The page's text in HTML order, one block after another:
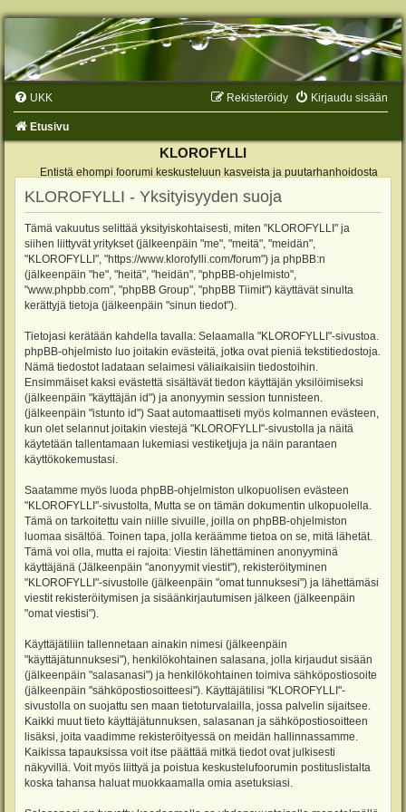
UKK Kirjaudu sisään
Rekisteröidy
Etusivu
KLOROFYLLI
Entistä ehompi foorumi keskusteluun kasveista ja puutarhanhoidosta
KLOROFYLLI - Yksityisyyden suoja
Tämä vakuutus selittää yksityiskohtaisesti, miten "KLOROFYLLI" ja
siihen liittyvät yritykset (jälkeenpäin "me", "meitä", "meidän",
"KLOROFYLLI", "https://www.klorofylli.com/forum") ja phpBB:n
(jälkeenpäin "he", "heitä", "heidän", "phpBB-ohjelmisto",
"www.phpbb.com", "phpBB Group", "phpBB Tiimit") käyttävät sinulta
kerättyjä tietoja (jälkeenpäin "sinun tiedot").
Tietojasi kerätään kahdella tavalla: Selaamalla "KLOROFYLLI"-sivustoa.
phpBB-ohjelmisto luo joitakin evästeitä, jotka ovat pieniä tekstitiedostoja.
Nämä tiedostot ladataan selaimesi väliaikaisiin tiedostoihin.
Ensimmäiset kaksi evästettä sisältävät tiedon käyttäjän yksilöimiseksi
(jälkeenpäin "käyttäjän id") ja anonyymin session tunnisteen.
(jälkeenpäin "istunto id") Saat automaattiseti myös kolmannen evästeen,
kun olet selannut joitakin viestejä "KLOROFYLLI"-sivustolla ja näitä
käytetään tallentamaan lukemiasi vestiketjuja ja näin parantaen
käyttökokemustasi.
Saatamme myös luoda phpBB-ohjelmiston ulkopuolisen evästeen
"KLOROFYLLI"-sivustolta, Mutta se on tämän dokumentin ulkopuolella.
Tämä on tarkoitettu vain niille sivuille, joilla on phpBB-ohjelmiston
luomaa sisältöä. Toinen tapa, jolla keräämme tietoa on se, mitä lähetät.
Tämä voi olla, mutta ei rajoita: Viestin lähettäminen anonyyminä
käyttäjänä (Jälkeenpäin "anonyymit viestit"), rekisteröityminen
"KLOROFYLLI"-sivustolle (jälkeenpäin "omat tunnuksesi") ja lähettämäsi
viestit rekisteröitymisen ja sisäänkirjautumisen jälkeen (jälkeenpäin
"omat viestisi").
Käyttäjätiliin tallennetaan ainakin nimesi (jälkeenpäin
"käyttäjätunnuksesi"), henkilökohtainen salasana, jolla kirjaudut sisään
(jälkeenpäin "salasanasi") ja henkilökohtainen toimiva sähköpostiosoite
(jälkeenpäin "sähköpostiosoitteesi"). Käyttäjätilisi "KLOROFYLLI"-
sivustolla on suojattu sen maan tietoturvalailla, jossa palvelin sijaitsee.
Kaikki muut tieto käyttäjätunnuksen, salasanan ja sähköpostiosoitteen
lisäksi, joita vaadimme rekisteröityessä on meidän hallinnassamme.
Kaikissa tapauksissa voit itse päättää mitkä tiedot ovat julkisesti
näkyvillä. Voit myös liittyä ja poistua keskustelufoorumin postituslistalta
koska tahansa haluat muokkaamalla omia asetuksiasi.